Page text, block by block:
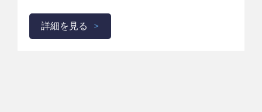
詳細を見る